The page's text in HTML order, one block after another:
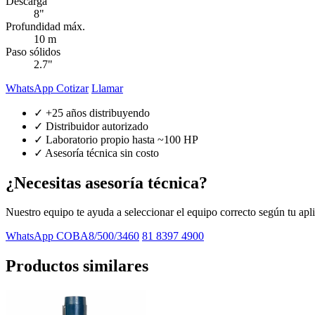
8"
Profundidad máx.
10 m
Paso sólidos
2.7"
WhatsApp Cotizar Llamar
✓ +25 años distribuyendo
✓ Distribuidor autorizado
✓ Laboratorio propio hasta ~100 HP
✓ Asesoría técnica sin costo
¿Necesitas asesoría técnica?
Nuestro equipo te ayuda a seleccionar el equipo correcto según tu
WhatsApp COBA8/500/3460 81 8397 4900
Productos similares